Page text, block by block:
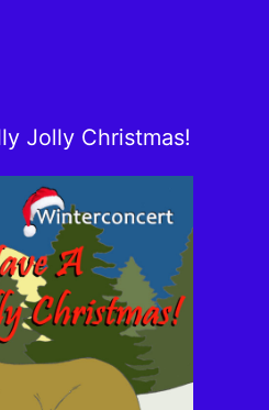
Jolly Christmas!